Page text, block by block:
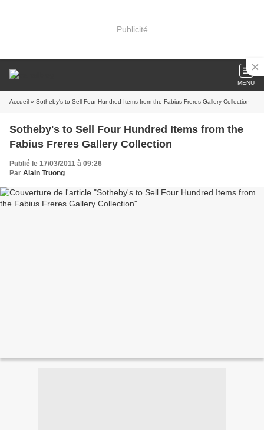
Publicité
MENU
Accueil » Sotheby's to Sell Four Hundred Items from the Fabius Freres Gallery Collection
Sotheby's to Sell Four Hundred Items from the
Fabius Freres Gallery Collection
Publié le 17/03/2011 à 09:26
Par Alain Truong